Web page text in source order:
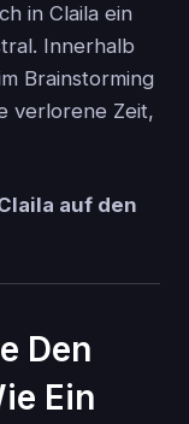
in Claila ein
Innerhalb
Brainstorming
verlorene Zeit,
auf den
Den
Ein